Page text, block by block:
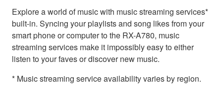
Explore a world of music with music streaming services*
built-in. Syncing your playlists and song likes from your
smart phone or computer to the RX-A780, music
streaming services make it impossibly easy to either
listen to your faves or discover new music.
* Music streaming service availability varies by region.